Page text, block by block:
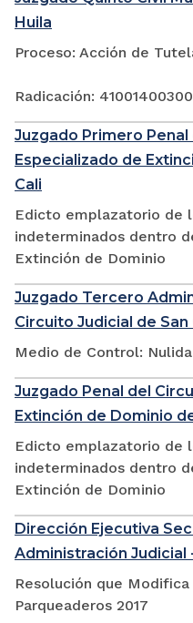
Huila
Proceso: Acción de
Radicación:
Juzgado Primero
Especializado de
Cali
Edicto emplazatorio de
indeterminados dentro
Extinción de Dominio
Juzgado Tercero
Circuito Judicial de San
Medio de Control:
Juzgado Penal del
Extinción de Dominio
Edicto emplazatorio de
indeterminados dentro
Extinción de Dominio
Dirección Ejecutiva
Administración Judicial
Resolución que
Parqueaderos 2017